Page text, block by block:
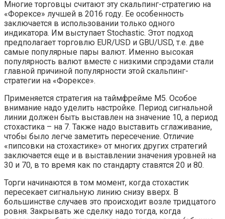
Многие торговцы считают эту скальпинг-стратегию на
«Форексе» лучшей в 2016 году. Ее особенность
заключается в использовании только одного
индикатора. Им выступает Stochastic. Этот подход
предполагает торговлю EUR/USD и GBU/USD, т.е. две
самые популярные пары валют. Именно высокая
популярность валют вместе с низкими спрэдами стали
главной причиной популярности этой скальпинг-
стратегии на «Форексе».
Применяется стратегия на таймфрейме М5. Особое
внимание надо уделить настройке. Период сигнальной
линии должен быть выставлен на значение 10, а период
стохастика – на 7. Также надо выставить сглаживание,
чтобы было легче заметить пересечение. Отличие
«пипсовки на стохастике» от многих других стратегий
заключается еще и в выставлении значения уровней на
30 и 70, в то время как по стандарту ставятся 20 и 80.
Торги начинаются в том момент, когда стохастик
пересекает сигнальную линию снизу вверх. В
большинстве случаев это происходит возле тридцатого
ровня. Закрывать же сделку надо тогда, когда